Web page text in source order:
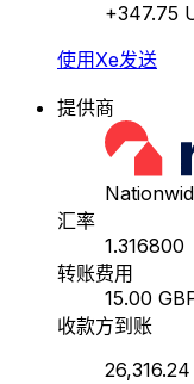
+347.75
使用Xe发送
提供商
汇率
1.316800
转账费用
15.00
收款方到账